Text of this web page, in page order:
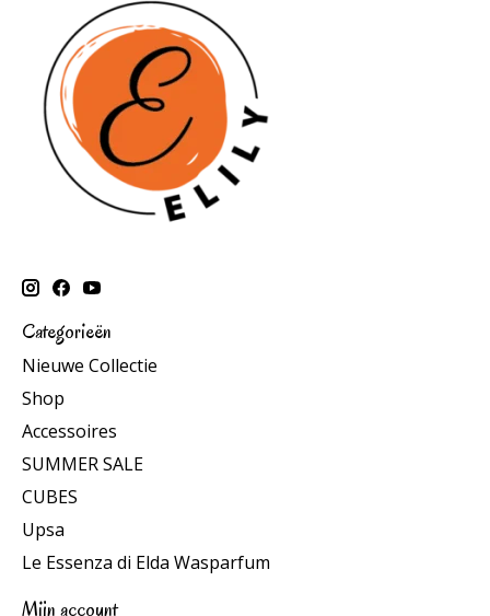
Categorieën
Nieuwe Collectie
Shop
Accessoires
SUMMER SALE
CUBES
Upsa
Le Essenza di Elda Wasparfum
Mijn account